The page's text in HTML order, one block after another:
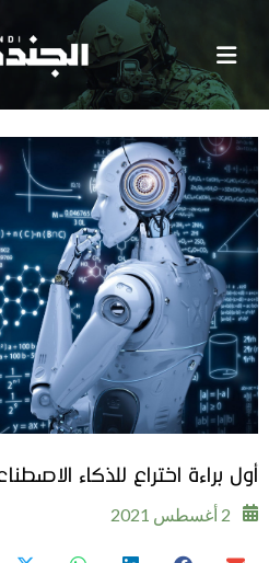
أول براءة اختراع للذكاء
2 أغسطس 2021